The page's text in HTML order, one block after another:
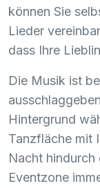
können Sie
Lieder
dass Ihre
Die Musik ist
Hintergrund
Tanzfläche mit
Nacht hindurch
Eventzone